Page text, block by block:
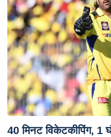
40 मिनट विकेटकीपिंग, 1